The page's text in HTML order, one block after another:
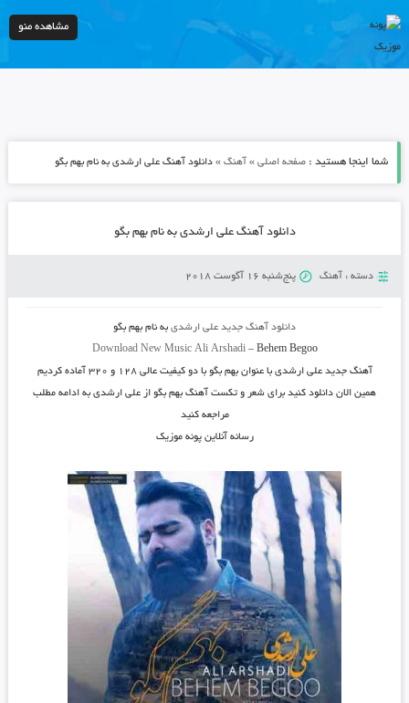
مشاهده منو
شما اینجا هستید : صفحه اصلی» آهنگ» دانلود آهنگ علی ارشدی به نام بهم بگو
دانلود آهنگ علی ارشدی به نام بهم بگو
دسته : آهنگ پنج‌شنبه 16 آگوست 2018
دانلود آهنگ جدید علی ارشدیبه نام بهم بگو
Download New Music Ali Arshadi– Behem Begoo
آهنگ جدیدعلی ارشدی با عنوانبهم بگو با دو کیفیت عالی ۱۲۸ و ۳۲۰ آماده کردیم
همین الان دانلود کنید برای شعر و تکست آهنگ بهم بگو از علی ارشدی به ادامه مطلب
مراجعه کنید
رسانه آنلاین پونه موزیک